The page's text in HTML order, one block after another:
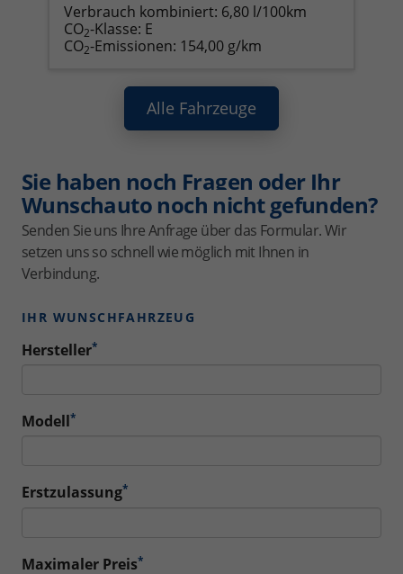
Verbrauch kombiniert: 6,80 l/100km
CO2-Klasse: E
CO2-Emissionen: 154,00 g/km
Alle Fahrzeuge
Sie haben noch Fragen oder Ihr
Wunschauto noch nicht gefunden?
Senden Sie uns Ihre Anfrage über das Formular. Wir
setzen uns so schnell wie möglich mit Ihnen in
Verbindung.
IHR WUNSCHFAHRZEUG
Hersteller*
Modell*
Erstzulassung*
Maximaler Preis*